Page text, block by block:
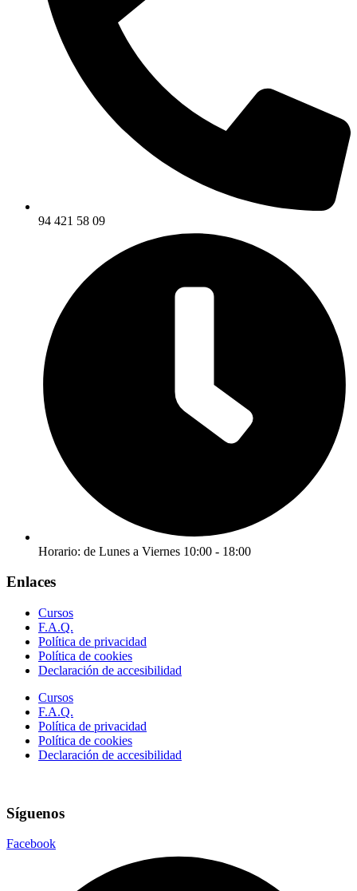
94 421 58 09
Horario: de Lunes a Viernes 10:00 - 18:00
Enlaces
Cursos
F.A.Q.
Política de privacidad
Política de cookies
Declaración de accesibilidad
Cursos
F.A.Q.
Política de privacidad
Política de cookies
Declaración de accesibilidad
Síguenos
Facebook